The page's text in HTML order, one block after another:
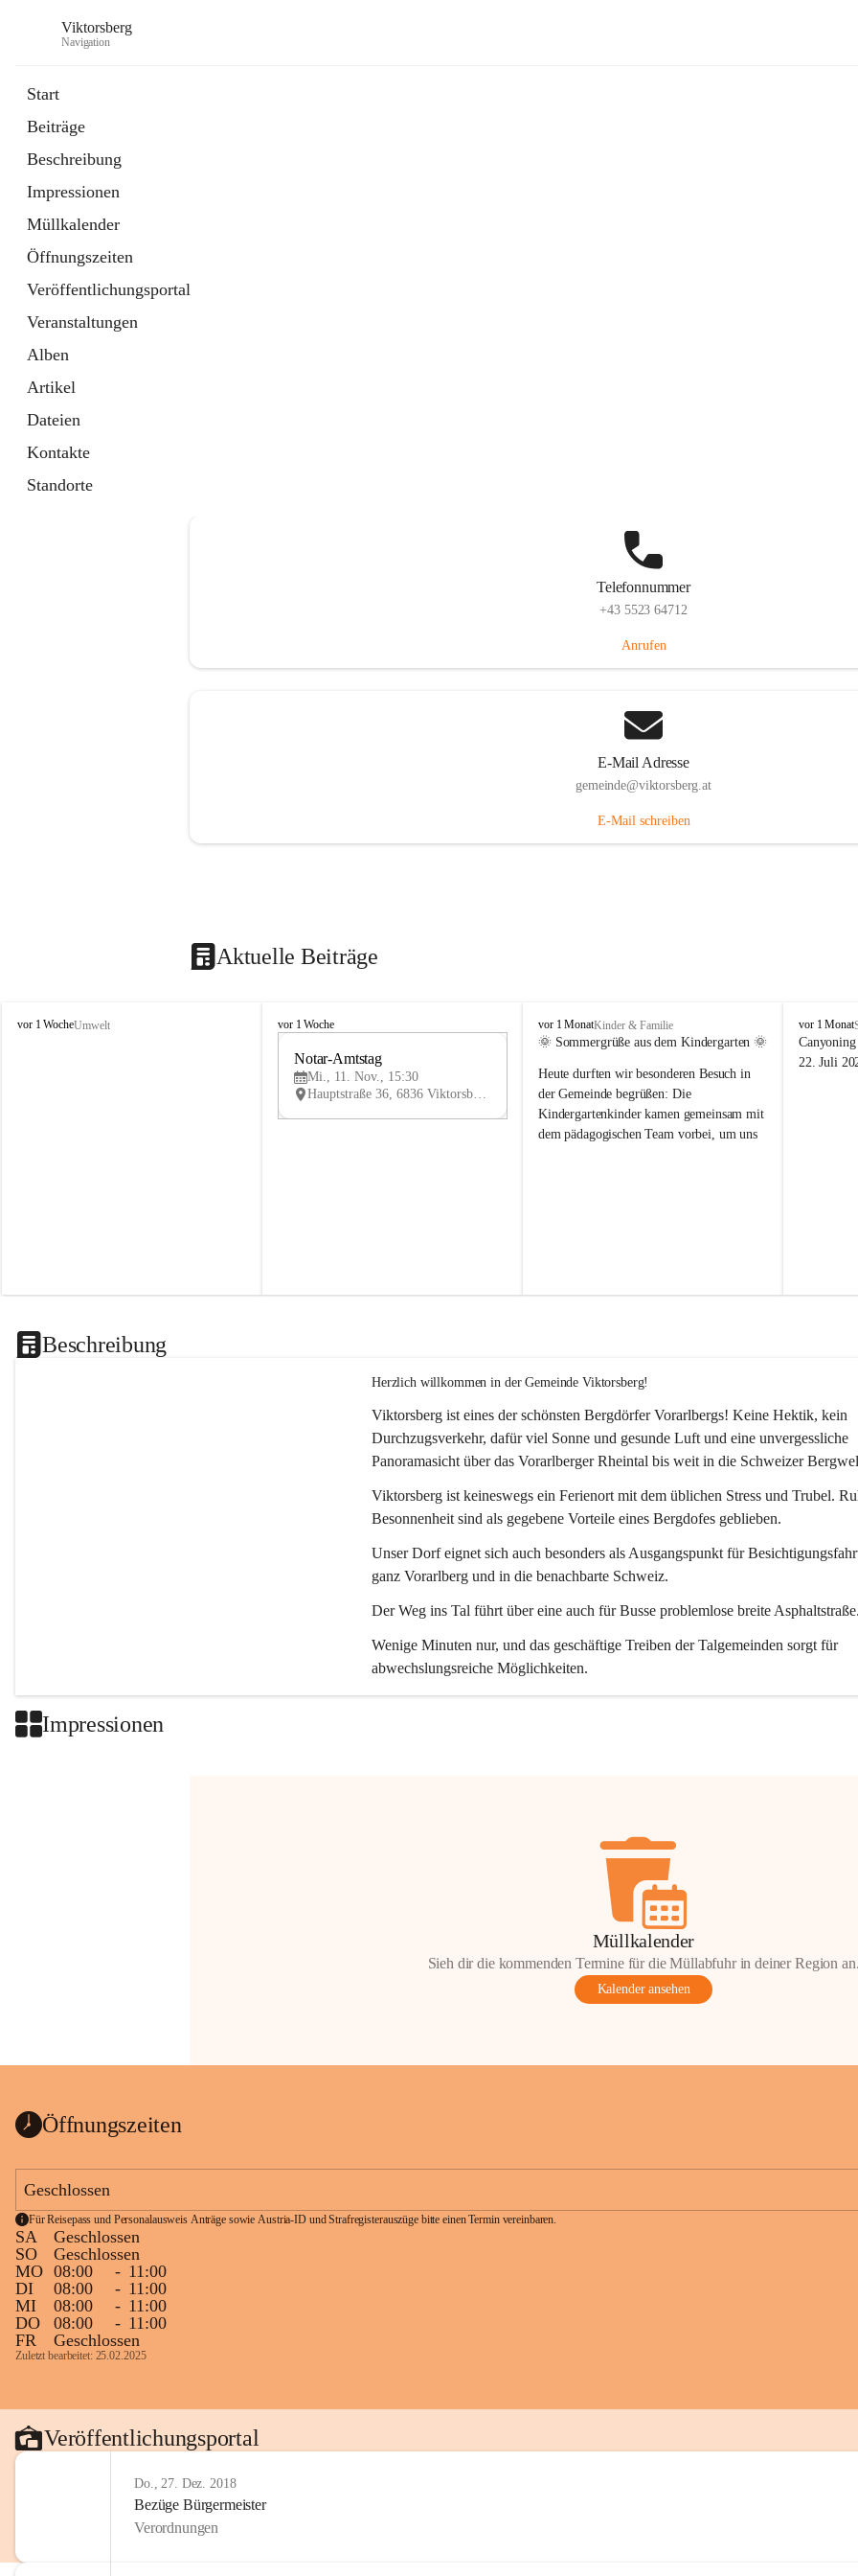
Viktorsberg
Navigation
Start
Beiträge
Beschreibung
Impressionen
Müllkalender
Öffnungszeiten
Veröffentlichungsportal
Veranstaltungen
Alben
Artikel
Dateien
Kontakte
Standorte
Telefonnummer
+43 5523 64712
Anrufen
E-Mail Adresse
gemeinde@viktorsberg.at
E-Mail schreiben
Aktuelle Beiträge
V
vor 1 WocheUmwelt
V
vor 1 Woche
V
Notar-Amtstag
Mi., 11. Nov., 15:30
Hauptstraße 36, 6836 Viktorsberg, AUT
V
i
t
o
r
s
vor 1 MonatKinder & Familie
🌞 Sommergrüße aus dem Kindergarten 🌞
Heute durften wir besonderen Besuch in
der Gemeinde begrüßen: Die
Kindergartenkinder kamen gemeinsam mit
dem pädagogischen Team vorbei, um uns
V
i
k
vor 1 Monat
22. Juli
Beschreibung
Herzlich willkommen in der Gemeinde Viktorsberg!
Viktorsberg ist eines der schönsten Bergdörfer Vorarlbergs! Keine Hektik, kein
Durchzugsverkehr, dafür viel Sonne und gesunde Luft und eine unvergessliche
Panoramasicht über das Vorarlberger Rheintal bis weit in die Schweizer
Viktorsberg ist keineswegs ein Ferienort mit dem üblichen Stress und Trubel.
Besonnenheit sind als gegebene Vorteile eines Bergdofes geblieben.
Unser Dorf eignet sich auch besonders als Ausgangspunkt für
ganz Vorarlberg und in die benachbarte Schweiz.
Der Weg ins Tal führt über eine auch für Busse problemlose breite
Wenige Minuten nur, und das geschäftige Treiben der Talgemeinden sorgt für
abwechslungsreiche Möglichkeiten.
Impressionen
Müllkalender
Sieh dir die kommenden Termine für die Müllabfuhr in deiner Region
Kalender ansehen
Öffnungszeiten
Geschlossen
Für Reisepass und Personalausweis Anträge sowie Austria-ID und Strafregisterauszüge bitte einen Termin vereinbaren.
SA
Geschlossen
SO
Geschlossen
MO 08:00 - 11:00
DI
08:00 - 11:00
MI
08:00 - 11:00
DO
08:00 - 11:00
FR
Geschlossen
Zuletzt bearbeitet: 25.02.2025
Veröffentlichungsportal
Do., 27. Dez. 2018
Bezüge Bürgermeister
Verordnungen